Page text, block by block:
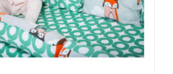
COLLECTION ЛИСЯТА -